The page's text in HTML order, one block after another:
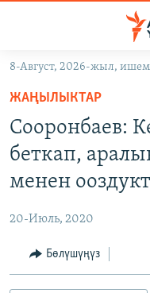
Навигацияга
өтүңүз
Издөөгө
салыңыз
КЫРГЫЗСТАН
КЫРГЫЗСТАН
МАДАНИЯТ
ДҮЙНӨ
ТВ ПРОГРАММАЛАР
БҮГҮН АЗАТТЫКТА
ПОДКАСТ
8-Август, 2026-жыл,
ЖАҢЫЛЫКТАР
Сооронбаев:
беткап,
менен
20-Июль, 2020
Бөлүшүңүз